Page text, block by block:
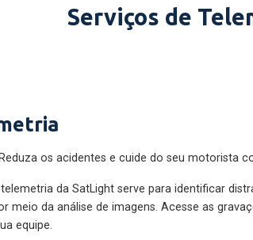
Serviços de
os acidentes e cuide do seu motorista
da SatLight serve para identificar
meio da análise de imagens. Acesse as
equipe.